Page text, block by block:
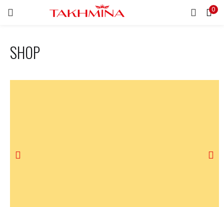
0
EINLOGGEN REGISTRIEREN
Geben Sie Ihr Benutzername und Kennwort ein, um
einzuloggen.
SHOP